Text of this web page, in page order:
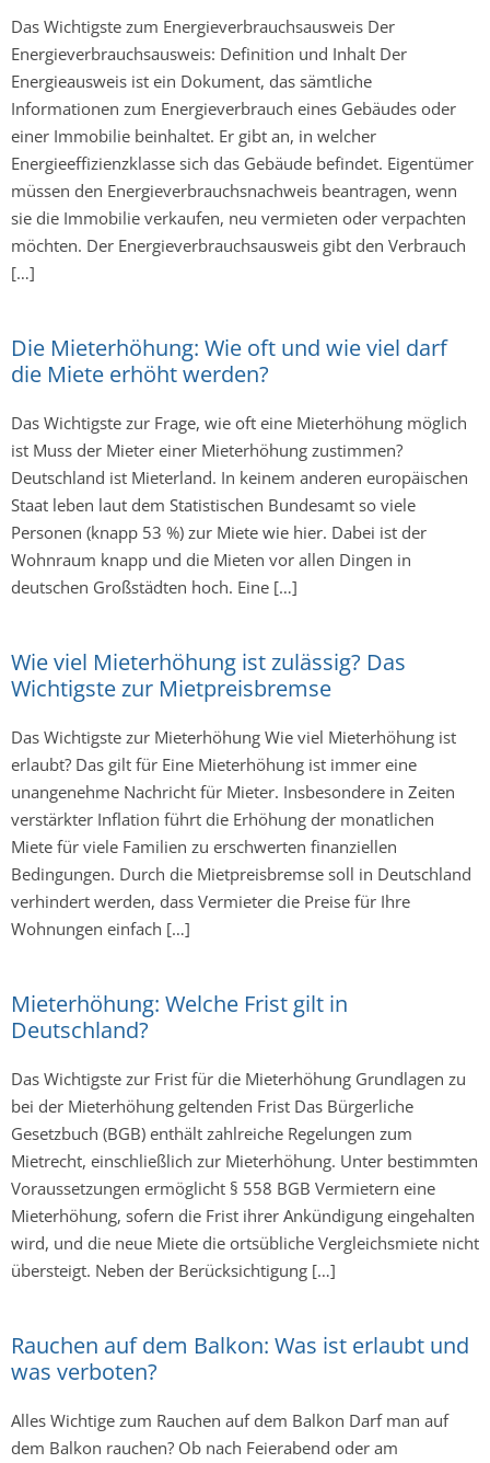
Das Wichtigste zum Energieverbrauchsausweis Der
Energieverbrauchsausweis: Definition und Inhalt Der
Energieausweis ist ein Dokument, das sämtliche
Informationen zum Energieverbrauch eines Gebäudes oder
einer Immobilie beinhaltet. Er gibt an, in welcher
Energieeffizienzklasse sich das Gebäude befindet. Eigentümer
müssen den Energieverbrauchsnachweis beantragen, wenn
sie die Immobilie verkaufen, neu vermieten oder verpachten
möchten. Der Energieverbrauchsausweis gibt den Verbrauch
[…]
Die Mieterhöhung: Wie oft und wie viel darf
die Miete erhöht werden?
Das Wichtigste zur Frage, wie oft eine Mieterhöhung möglich
ist Muss der Mieter einer Mieterhöhung zustimmen?
Deutschland ist Mieterland. In keinem anderen europäischen
Staat leben laut dem Statistischen Bundesamt so viele
Personen (knapp 53 %) zur Miete wie hier. Dabei ist der
Wohnraum knapp und die Mieten vor allen Dingen in
deutschen Großstädten hoch. Eine […]
Wie viel Mieterhöhung ist zulässig? Das
Wichtigste zur Mietpreisbremse
Das Wichtigste zur Mieterhöhung Wie viel Mieterhöhung ist
erlaubt? Das gilt für Eine Mieterhöhung ist immer eine
unangenehme Nachricht für Mieter. Insbesondere in Zeiten
verstärkter Inflation führt die Erhöhung der monatlichen
Miete für viele Familien zu erschwerten finanziellen
Bedingungen. Durch die Mietpreisbremse soll in Deutschland
verhindert werden, dass Vermieter die Preise für Ihre
Wohnungen einfach […]
Mieterhöhung: Welche Frist gilt in
Deutschland?
Das Wichtigste zur Frist für die Mieterhöhung Grundlagen zu
bei der Mieterhöhung geltenden Frist Das Bürgerliche
Gesetzbuch (BGB) enthält zahlreiche Regelungen zum
Mietrecht, einschließlich zur Mieterhöhung. Unter bestimmten
Voraussetzungen ermöglicht § 558 BGB Vermietern eine
Mieterhöhung, sofern die Frist ihrer Ankündigung eingehalten
wird, und die neue Miete die ortsübliche Vergleichsmiete nicht
übersteigt. Neben der Berücksichtigung […]
Rauchen auf dem Balkon: Was ist erlaubt und
was verboten?
Alles Wichtige zum Rauchen auf dem Balkon Darf man auf
dem Balkon rauchen? Ob nach Feierabend oder am